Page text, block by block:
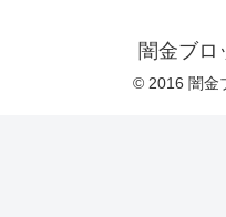
闇金ブロ
© 2016 闇金